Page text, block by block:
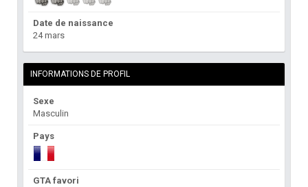
Date de naissance
24 mars
INFORMATIONS DE PROFIL
Sexe
Masculin
Pays
GTA favori